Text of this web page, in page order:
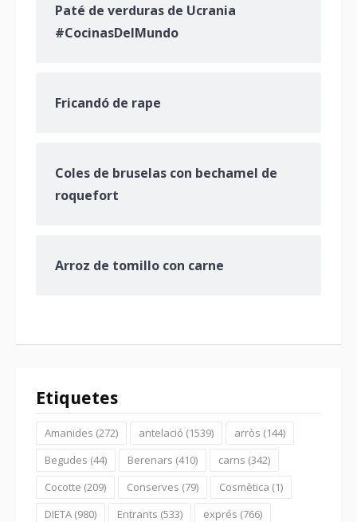
Paté de verduras de Ucrania
#CocinasDelMundo
Fricandó de rape
Coles de bruselas con bechamel de
roquefort
Arroz de tomillo con carne
Etiquetes
Amanides (272) antelació (1539) arròs (144)
Begudes (44) Berenars (410) carns (342)
Cocotte (209) Conserves (79) Cosmètica (1)
DIETA (980) Entrants (533) exprés (766)